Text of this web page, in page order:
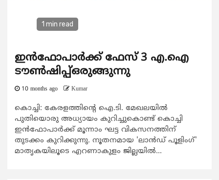
1 min read
ഇൻഫോപാർക്ക് ഫേസ് 3 എ.ഐ
ടൗൺഷിപ്പ്ഒരുങ്ങുന്നു
10 months ago Kumar
കൊച്ചി: കേരളത്തിന്റെ ഐ.ടി. മേഖലയിൽ
പുതിയൊരു അധ്യായം കുറിച്ചുകൊണ്ട് കൊച്ചി
ഇൻഫോപാർക്ക് മൂന്നാം ഘട്ട വികസനത്തിന്
തുടക്കം കുറിക്കുന്നു. നൂതനമായ 'ലാൻഡ് പൂളിംഗ്'
മാതൃകയിലൂടെ എറണാകുളം ജില്ലയിൽ...